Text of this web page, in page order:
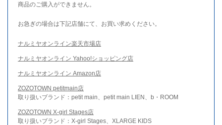
商品のご購入ができません。
お急ぎの場合は下記店舗にて、お買い求めください。
ナルミヤオンライン楽天市場店
ナルミヤオンライン Yahoo!ショッピング店
ナルミヤオンライン Amazon店
ZOZOTOWN petitmain店
取り扱いブランド：petit main、petit main LIEN、b・ROOM
ZOZOTOWN X-girl Stages店
取り扱いブランド：X-girl Stages、XLARGE KIDS